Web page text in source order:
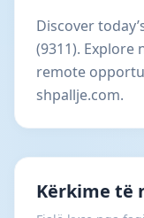
Discover
(9311).
remote
shpallje.com.
Kërkime të